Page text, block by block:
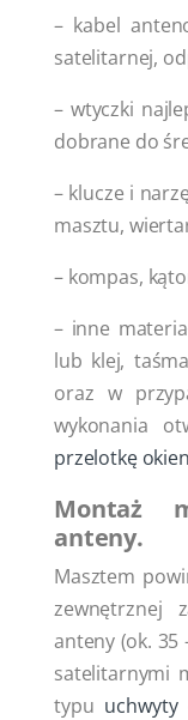
– kabel
satelitarnej,
– wtyczki
dobrane do
– klucze i
masztu,
– kompas,
– inne
lub klej,
oraz w
wykonania
przelotkę
Montaż
anteny.
Masztem
zewnętrznej
anteny (ok. 35
satelitarnymi
typu